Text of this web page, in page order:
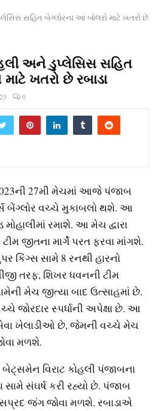
સહિત બેગ્લોરના આ બોલરો માટે ખતરો છે
અને ડુપ્લેસિસ સહિત
ખતરો છે રબાડા
0
27મી મેચમાં આજે પંજાબ
બેંગ્લોર વચ્ચે મુકાબલો થશે. આ
રમાશે. આ મેચ દ્વારા
જીતના માર્ગે પરત ફરવા માંગશે.
કિંગ્સ સામે 8 રનથી હારનો
તરફ, શિખર ધવનની ટીમ
મેચ જીત્યા બાદ ઉત્સાહમાં છે.
જોરદાર સ્પર્ધાની અપેક્ષા છે. આ
ખેલાડીઓ છે, જેમની વચ્ચે મેચ
મળશે.
વિરાટ કોહલી પંજાબના
સામે સંઘર્ષ કરી રહ્યો છે. પંજાબ
જંગ જોવા મળશે. રબાડાએ